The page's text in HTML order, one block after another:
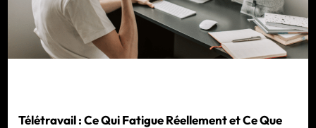
Télétravail : Ce Qui Fatigue Réellement et Ce Que